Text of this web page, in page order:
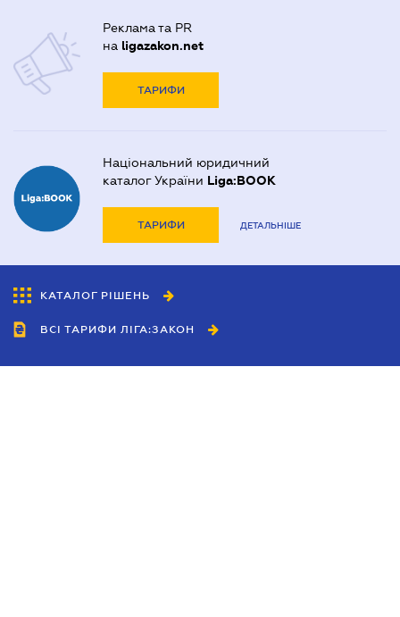
Реклама та PR
на ligazakon.net
ТАРИФИ
Національний юридичний
каталог України Liga:BOOK
ТАРИФИ ДЕТАЛЬНІШЕ
КАТАЛОГ РІШЕНЬ
ВСІ ТАРИФИ ЛІГА:ЗАКОН